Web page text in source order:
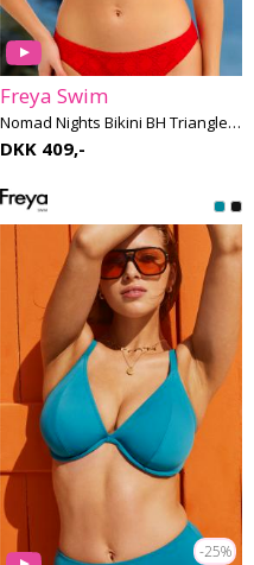
Freya Swim
Nomad Nights Bikini BH Triangle E-H skål
DKK 409,-
-25%